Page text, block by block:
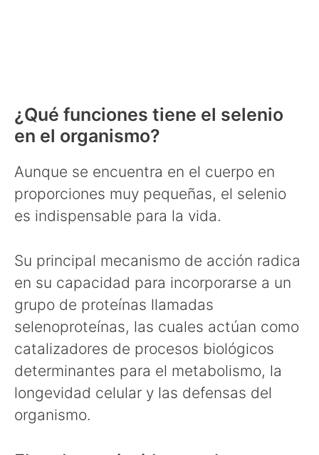
¿Qué funciones tiene el selenio
en el organismo?
Aunque se encuentra en el cuerpo en
proporciones muy pequeñas, el selenio
es indispensable para la vida.
Su principal mecanismo de acción radica
en su capacidad para incorporarse a un
grupo de proteínas llamadas
selenoproteínas, las cuales actúan como
catalizadores de procesos biológicos
determinantes para el metabolismo, la
longevidad celular y las defensas del
organismo.